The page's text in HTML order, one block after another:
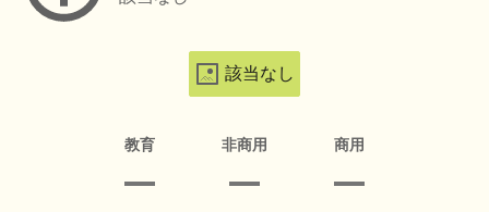
該当なし
教育 非商用 商用